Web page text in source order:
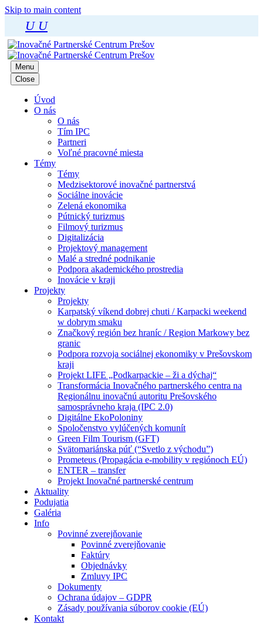
Skip to main content
U U
Menu
Close
Úvod
O nás
O nás
Tím IPC
Partneri
Voľné pracovné miesta
Témy
Témy
Medzisektorové inovačné partnerstvá
Sociálne inovácie
Zelená ekonomika
Pútnický turizmus
Filmový turizmus
Digitalizácia
Projektový management
Malé a stredné podnikanie
Podpora akademického prostredia
Inovácie v kraji
Projekty
Projekty
Karpatský víkend dobrej chuti / Karpacki weekend
w dobrym smaku
Značkový región bez hraníc / Region Markowy bez
granic
Podpora rozvoja sociálnej ekonomiky v Prešovskom
kraji
Projekt LIFE „Podkarpackie – ži a dýchaj“
Transformácia Inovačného partnerského centra na
Regionálnu inovačnú autoritu Prešovského
samosprávneho kraja (IPC 2.0)
Digitálne EkoPoloniny
Spoločenstvo vylúčených komunít
Green Film Tourism (GFT)
Svätomariánska púť (“Svetlo z východu”)
Prometeus (Propagácia e-mobility v regiónoch EÚ)
ENTER – transfer
Projekt Inovačné partnerské centrum
Aktuality
Podujatia
Galéria
Info
Povinné zverejňovanie
Povinné zverejňovanie
Faktúry
Objednávky
Zmluvy IPC
Dokumenty
Ochrana údajov – GDPR
Zásady používania súborov cookie (EÚ)
Kontakt